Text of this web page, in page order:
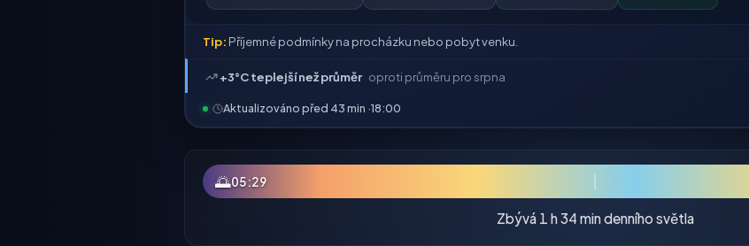
Tip: Příjemné podmínky na procházku nebo pobyt venku.
+3°C teplejší než průměr oproti průměru pro srpna
Aktualizováno před 43 min ·18:00
🌅05:29
Zbývá 1 h 34 min denního světla